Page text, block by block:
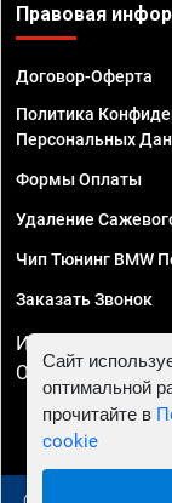
Правовая
Договор-Оферта
Политика
Персональных
Формы Оплаты
Удаление
Чип Тюнинг BMW
Заказать Звонок
ИП Смирнов
ОГРНИП
Сайт
оптимальной
прочитайте в
cookie